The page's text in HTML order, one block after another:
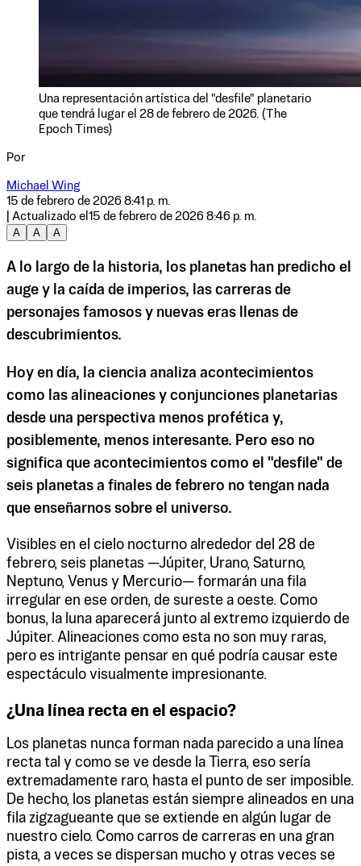
Una representación artística del "desfile" planetario
que tendrá lugar el 28 de febrero de 2026. (The
Epoch Times)
Por
Michael Wing
15 de febrero de 2026 8:41 p. m.
| Actualizado el 15 de febrero de 2026 8:46 p. m.
A
A A
A lo largo de la historia, los planetas han predicho el
auge y la caída de imperios, las carreras de
personajes famosos y nuevas eras llenas de
descubrimientos.
Hoy en día, la ciencia analiza acontecimientos
como las alineaciones y conjunciones planetarias
desde una perspectiva menos profética y,
posiblemente, menos interesante. Pero eso no
significa que acontecimientos como el "desfile" de
seis planetas a finales de febrero no tengan nada
que enseñarnos sobre el universo.
Visibles en el cielo nocturno alrededor del 28 de
febrero, seis planetas —Júpiter, Urano, Saturno,
Neptuno, Venus y Mercurio— formarán una fila
irregular en ese orden, de sureste a oeste. Como
bonus, la luna aparecerá junto al extremo izquierdo de
Júpiter. Alineaciones como esta no son muy raras,
pero es intrigante pensar en qué podría causar este
espectáculo visualmente impresionante.
¿Una línea recta en el espacio?
Los planetas nunca forman nada parecido a una línea
recta tal y como se ve desde la Tierra, eso sería
extremadamente raro, hasta el punto de ser imposible.
De hecho, los planetas están siempre alineados en una
fila zigzagueante que se extiende en algún lugar de
nuestro cielo. Como carros de carreras en una gran
pista, a veces se dispersan mucho y otras veces se